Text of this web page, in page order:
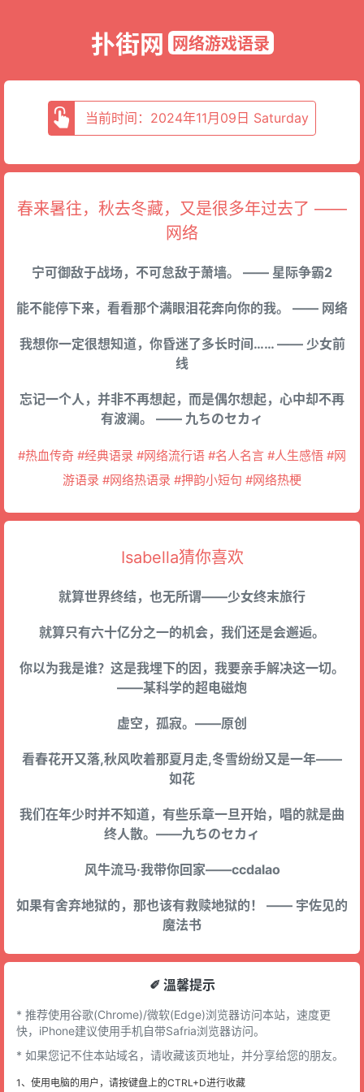
扑街网 网络游戏语录
当前时间：2024年11月09日 Saturday
春来暑往，秋去冬藏，又是很多年过去了 ——
网络
宁可御敌于战场，不可怠敌于萧墙。 —— 星际争霸2
能不能停下来，看看那个满眼泪花奔向你的我。 —— 网络
我想你一定很想知道，你昏迷了多长时间…… —— 少女前
线
忘记一个人，并非不再想起，而是偶尔想起，心中却不再
有波澜。 —— 九ちのセカィ
#热血传奇 #经典语录 #网络流行语 #名人名言 #人生感悟 #网
游语录 #网络热语录 #押韵小短句 #网络热梗
Isabella猜你喜欢
就算世界终结，也无所谓——少女终末旅行
就算只有六十亿分之一的机会，我们还是会邂逅。
你以为我是谁？这是我埋下的因，我要亲手解决这一切。
——某科学的超电磁炮
虚空，孤寂。——原创
看春花开又落,秋风吹着那夏月走,冬雪纷纷又是一年——
如花
我们在年少时并不知道，有些乐章一旦开始，唱的就是曲
终人散。——九ちのセカィ
风牛流马·我带你回家——ccdalao
如果有舍弃地狱的，那也该有救赎地狱的！ —— 宇佐见的
魔法书
✐ 溫馨提示
* 推荐使用谷歌(Chrome)/微软(Edge)浏览器访问本站，速度更
快，iPhone建议使用手机自带Safria浏览器访问。
* 如果您记不住本站域名，请收藏该页地址，并分享给您的朋友。
1、使用电脑的用户，请按键盘上的CTRL+D进行收藏